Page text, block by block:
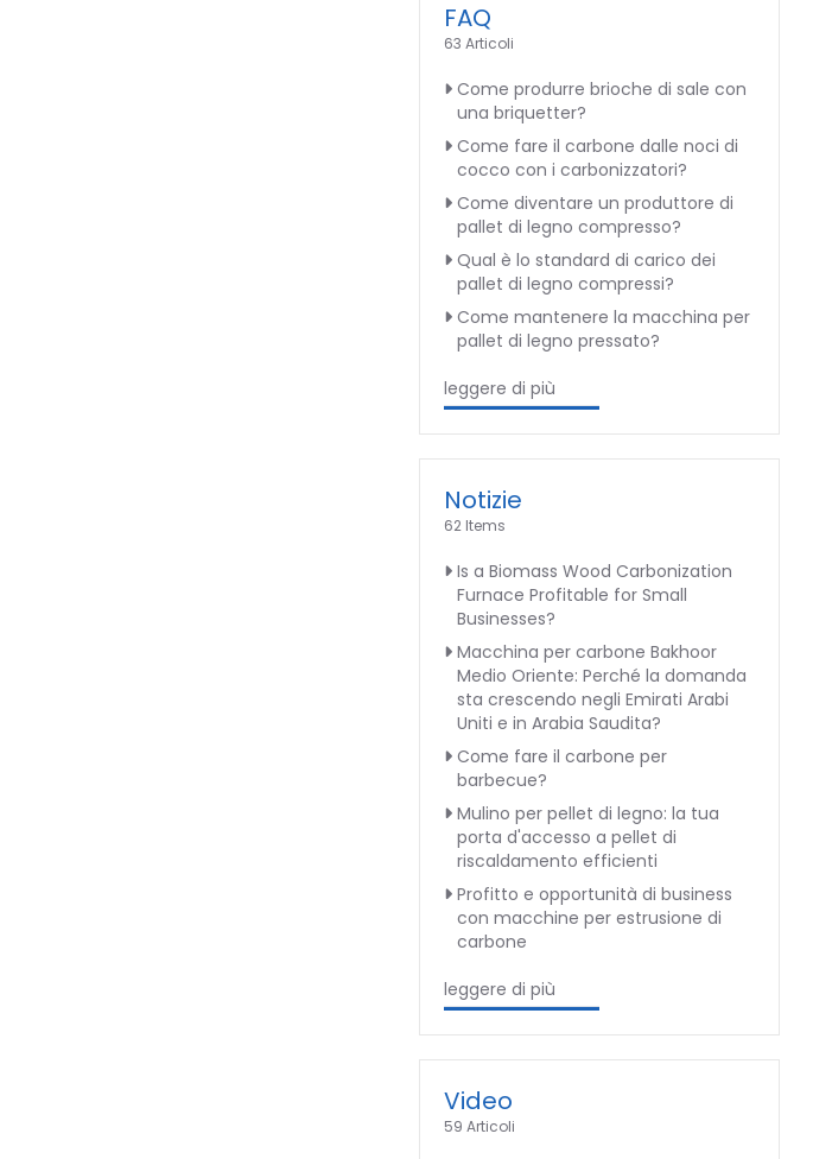
FAQ
63 Articoli
Come produrre brioche di sale con
una briquetter?
Come fare il carbone dalle noci di
cocco con i carbonizzatori?
Come diventare un produttore di
pallet di legno compresso?
Qual è lo standard di carico dei
pallet di legno compressi?
Come mantenere la macchina per
pallet di legno pressato?
leggere di più
Notizie
62 Items
Is a Biomass Wood Carbonization
Furnace Profitable for Small
Businesses?
Macchina per carbone Bakhoor
Medio Oriente: Perché la domanda
sta crescendo negli Emirati Arabi
Uniti e in Arabia Saudita?
Come fare il carbone per
barbecue?
Mulino per pellet di legno: la tua
porta d'accesso a pellet di
riscaldamento efficienti
Profitto e opportunità di business
con macchine per estrusione di
carbone
leggere di più
Video
59 Articoli